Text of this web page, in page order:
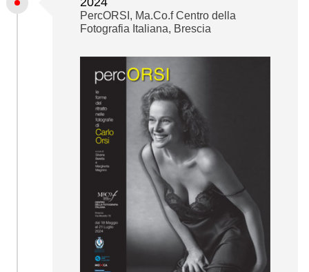
PercORSI, Ma.Co.f Centro della
Fotografia Italiana, Brescia